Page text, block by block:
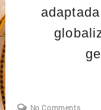
No Comments